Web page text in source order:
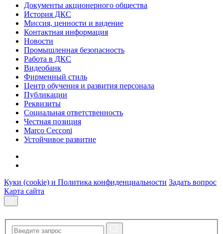
Документы акционерного общества
История ДКС
Миссия, ценности и видение
Контактная информация
Новости
Промышленная безопасность
Работа в ДКС
Видеобанк
Фирменный стиль
Центр обучения и развития персонала
Публикации
Реквизиты
Социальная ответственность
Честная позиция
Marco Cecconi
Устойчивое развитие
Куки (cookie) и Политика конфиденциальности Задать вопрос
Карта сайта